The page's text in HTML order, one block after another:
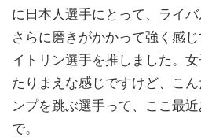
に日本人選手にとって、ライ
さらに磨きがかかって強く感
イトリン選手を推しました。
たりまえな感じですけど、こ
ンプを跳ぶ選手って、ここ最
で。